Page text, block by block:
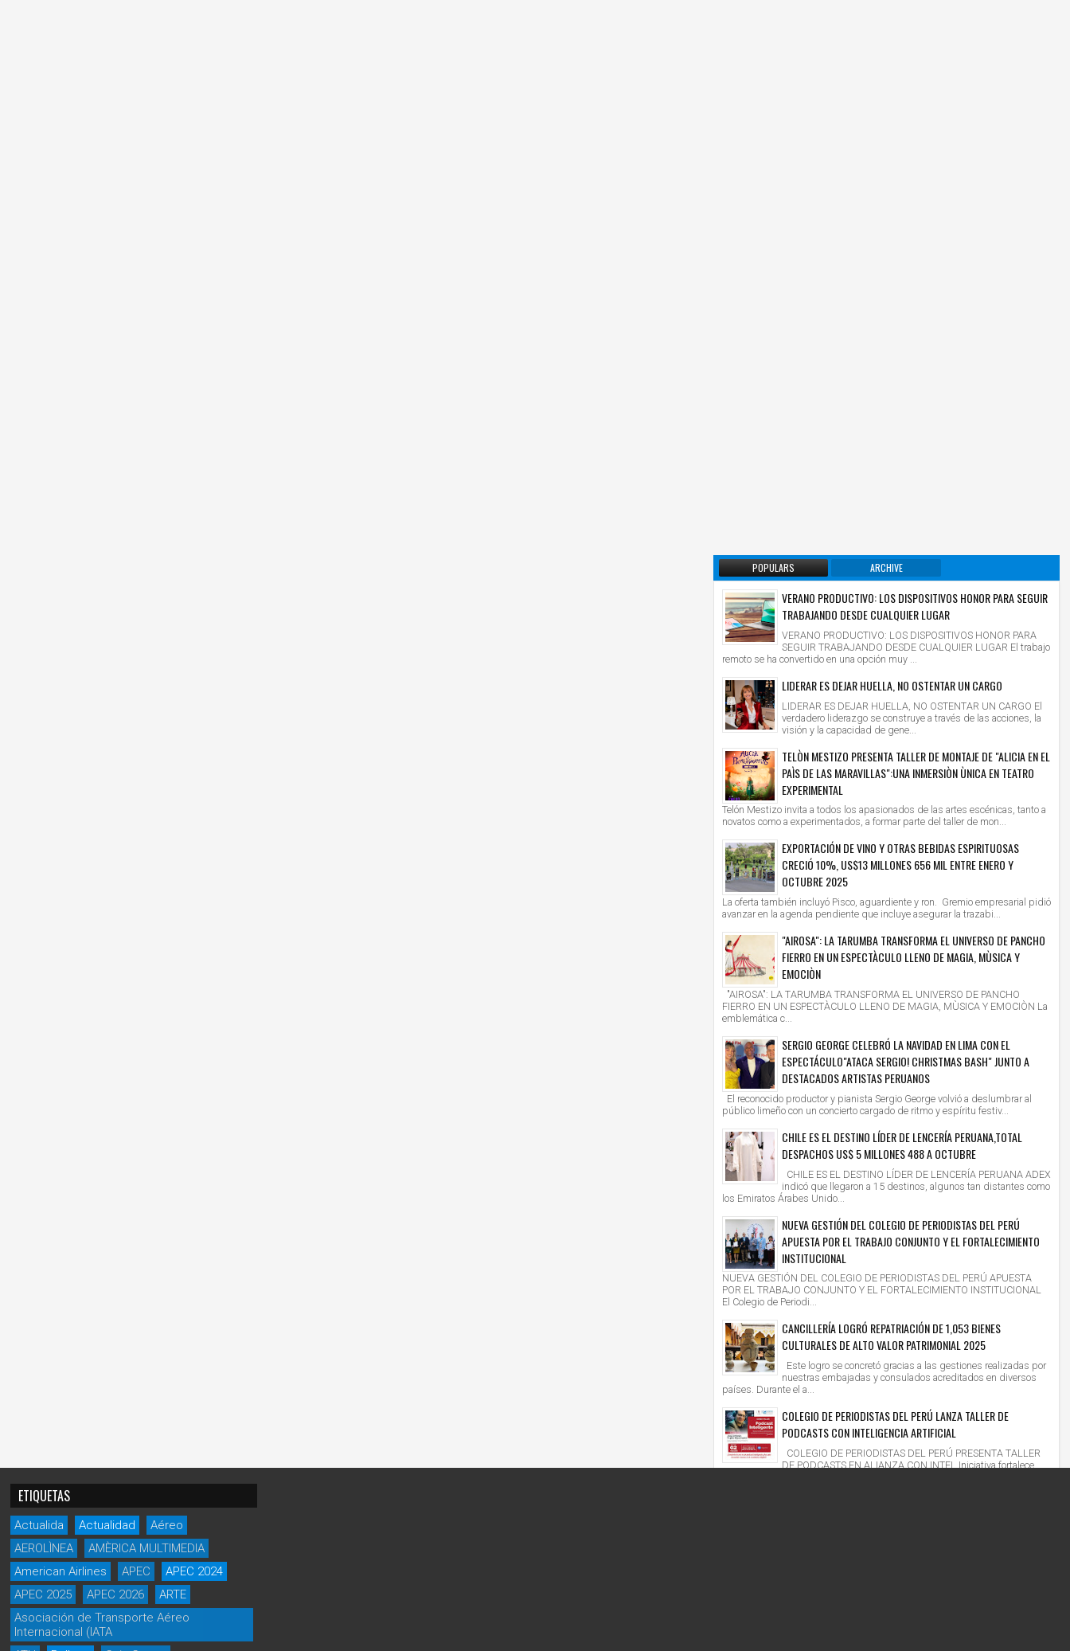
POPULARS ARCHIVE
VERANO PRODUCTIVO: LOS DISPOSITIVOS HONOR PARA SEGUIR
TRABAJANDO DESDE CUALQUIER LUGAR
VERANO PRODUCTIVO: LOS DISPOSITIVOS HONOR PARA
SEGUIR TRABAJANDO DESDE CUALQUIER LUGAR El trabajo
remoto se ha convertido en una opción muy ...
LIDERAR ES DEJAR HUELLA, NO OSTENTAR UN CARGO
LIDERAR ES DEJAR HUELLA, NO OSTENTAR UN CARGO El
verdadero liderazgo se construye a través de las acciones, la
visión y la capacidad de gene...
TELÒN MESTIZO PRESENTA TALLER DE MONTAJE DE "ALICIA EN EL
PAÌS DE LAS MARAVILLAS":UNA INMERSIÒN ÙNICA EN TEATRO
EXPERIMENTAL
Telón Mestizo invita a todos los apasionados de las artes escénicas, tanto a
novatos como a experimentados, a formar parte del taller de mon...
EXPORTACIÓN DE VINO Y OTRAS BEBIDAS ESPIRITUOSAS
CRECIÓ 10%, US$13 MILLONES 656 MIL ENTRE ENERO Y
OCTUBRE 2025
La oferta también incluyó Pisco, aguardiente y ron. Gremio empresarial pidió
avanzar en la agenda pendiente que incluye asegurar la trazabi...
"AIROSA": LA TARUMBA TRANSFORMA EL UNIVERSO DE PANCHO
FIERRO EN UN ESPECTÀCULO LLENO DE MAGIA, MÙSICA Y
EMOCIÒN
"AIROSA": LA TARUMBA TRANSFORMA EL UNIVERSO DE PANCHO
FIERRO EN UN ESPECTÀCULO LLENO DE MAGIA, MÙSICA Y EMOCIÒN La
emblemática c...
SERGIO GEORGE CELEBRÓ LA NAVIDAD EN LIMA CON EL
ESPECTÁCULO"ATACA SERGIO! CHRISTMAS BASH" JUNTO A
DESTACADOS ARTISTAS PERUANOS
El reconocido productor y pianista Sergio George volvió a deslumbrar al
público limeño con un concierto cargado de ritmo y espíritu festiv...
CHILE ES EL DESTINO LÍDER DE LENCERÍA PERUANA,TOTAL
DESPACHOS US$ 5 MILLONES 488 A OCTUBRE
CHILE ES EL DESTINO LÍDER DE LENCERÍA PERUANA ADEX
indicó que llegaron a 15 destinos, algunos tan distantes como
los Emiratos Árabes Unido...
NUEVA GESTIÓN DEL COLEGIO DE PERIODISTAS DEL PERÚ
APUESTA POR EL TRABAJO CONJUNTO Y EL FORTALECIMIENTO
INSTITUCIONAL
NUEVA GESTIÓN DEL COLEGIO DE PERIODISTAS DEL PERÚ APUESTA
POR EL TRABAJO CONJUNTO Y EL FORTALECIMIENTO INSTITUCIONAL
El Colegio de Periodi...
CANCILLERÍA LOGRÓ REPATRIACIÓN DE 1,053 BIENES
CULTURALES DE ALTO VALOR PATRIMONIAL 2025
Este logro se concretó gracias a las gestiones realizadas por
nuestras embajadas y consulados acreditados en diversos
países. Durante el a...
COLEGIO DE PERIODISTAS DEL PERÚ LANZA TALLER DE
PODCASTS CON INTELIGENCIA ARTIFICIAL
COLEGIO DE PERIODISTAS DEL PERÚ PRESENTA TALLER
DE PODCASTS EN ALIANZA CON INTEL Iniciativa fortalece
ETIQUETAS
Actualida Actualidad
Aéreo
AEROLÌNEA
AMÈRICA MULTIMEDIA
American Airlines
APEC
APEC 2024
APEC 2025
APEC 2026
ARTE
Asociación de Transporte Aéreo
Internacional (IATA